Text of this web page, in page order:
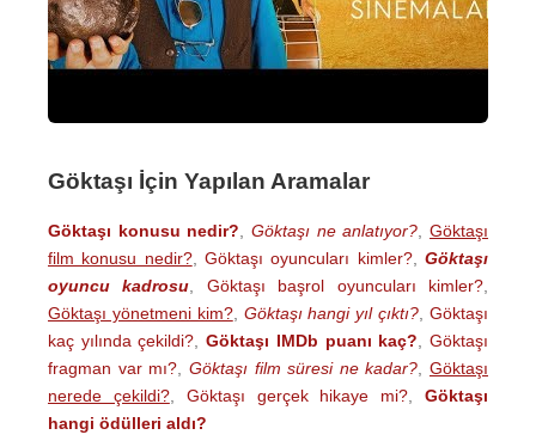
Göktaşı İçin Yapılan Aramalar
Göktaşı konusu nedir? ,Göktaşı ne anlatıyor? ,Göktaşı
film konusu nedir?,Göktaşı oyuncuları kimler?,Göktaşı
oyuncu kadrosu
Göktaşı başrol oyuncuları kimler?
Göktaşı yönetmeni kim?, Göktaşı hangi yıl çıktı? ,Göktaşı
kaç yılında çekildi? ,Göktaşı IMDb puanı kaç? ,Göktaşı
fragman var mı?
Göktaşı film süresi ne kadar?
Göktaşı
nerede çekildi?, Göktaşı gerçek hikaye mi? ,Göktaşı
hangi ödülleri aldı?